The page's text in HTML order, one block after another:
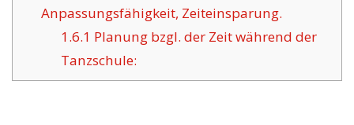
Anpassungsfähigkeit, Zeiteinsparung.
1.6.1 Planung bzgl. der Zeit während der
Tanzschule: